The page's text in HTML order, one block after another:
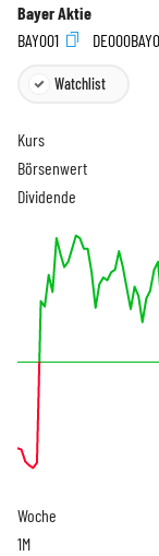
Bayer Aktie
BAY001
Watchlist
Kurs
Börsenwert
Dividende
Woche
1M